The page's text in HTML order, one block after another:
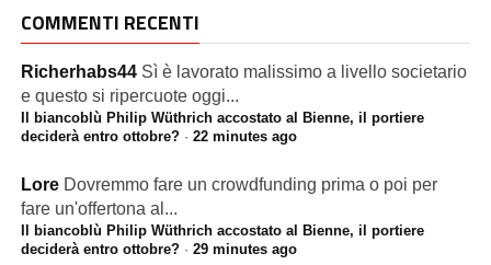
COMMENTI RECENTI
Richerhabs44 Sì è lavorato malissimo a livello societario
e questo si ripercuote oggi...
Il biancoblù Philip Wüthrich accostato al Bienne, il portiere
deciderà entro ottobre?· 22 minutes ago
Lore Dovremmo fare un crowdfunding prima o poi per
fare un'offertona al...
Il biancoblù Philip Wüthrich accostato al Bienne, il portiere
deciderà entro ottobre?· 29 minutes ago